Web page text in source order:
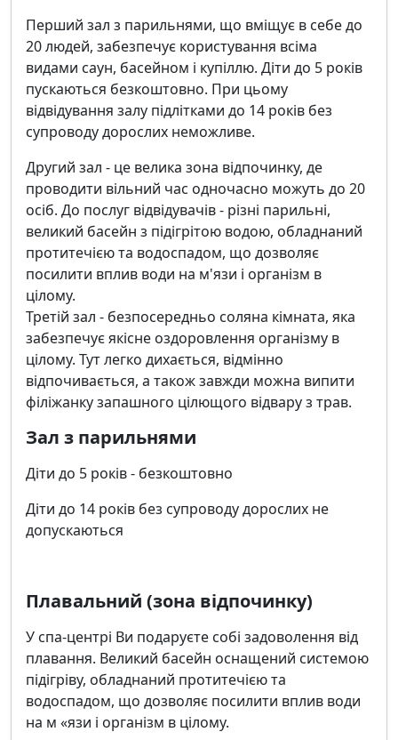
Перший зал з парильнями, що вміщує в себе до
20 людей, забезпечує користування всіма
видами саун, басейном і купіллю. Діти до 5 років
пускаються безкоштовно. При цьому
відвідування залу підлітками до 14 років без
супроводу дорослих неможливе.
Другий зал - це велика зона відпочинку, де
проводити вільний час одночасно можуть до 20
осіб. До послуг відвідувачів - різні парильні,
великий басейн з підігрітою водою, обладнаний
протитечією та водоспадом, що дозволяє
посилити вплив води на м'язи і організм в
цілому.
Третій зал - безпосередньо соляна кімната, яка
забезпечує якісне оздоровлення організму в
цілому. Тут легко дихається, відмінно
відпочивається, а також завжди можна випити
філіжанку запашного цілющого відвару з трав.
Зал з парильнями
Діти до 5 років - безкоштовно
Діти до 14 років без супроводу дорослих не
допускаються
Плавальний (зона відпочинку)
У спа-центрі Ви подаруєте собі задоволення від
плавання. Великий басейн оснащений системою
підігріву, обладнаний протитечією та
водоспадом, що дозволяє посилити вплив води
на м «язи і організм в цілому.